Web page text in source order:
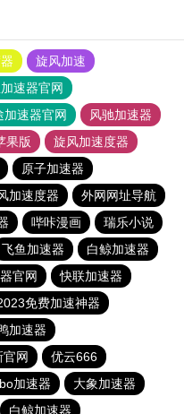
旋风加速
速器官网
加速器官网
风驰加速器
果版
旋风加速度器
原子加速器
加速度器
外网网址导航
哔咔漫画
瑞乐小说
飞鱼加速器
白鲸加速器
官网
快联加速器
免费加速神器
加速器
官网
优云666
加速器
大象加速器
白鲸加速器